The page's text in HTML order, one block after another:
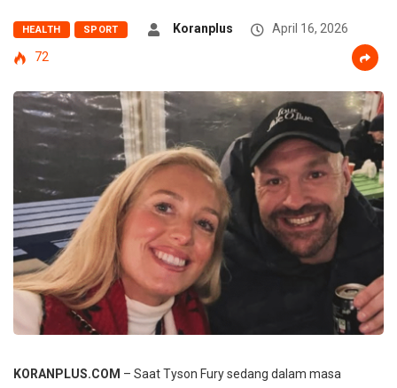
HEALTH SPORT Koranplus
April 16, 2026
72
KORANPLUS.COM – Saat Tyson Fury sedang dalam masa